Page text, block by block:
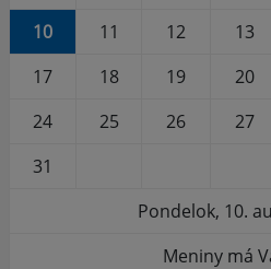
10
11 12 13
17
18 19 20
24
25 26 27
31
Pondelok, 10.
Meniny má